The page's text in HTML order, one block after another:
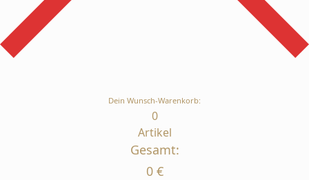
Dein Wunsch-Warenkorb:
0
Artikel
Gesamt:
0 €